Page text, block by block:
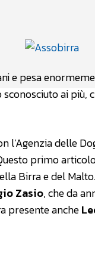
e pesa
ai più,
l’Agenzia delle
primo
Birra e del
Zasio, che da
presente anche